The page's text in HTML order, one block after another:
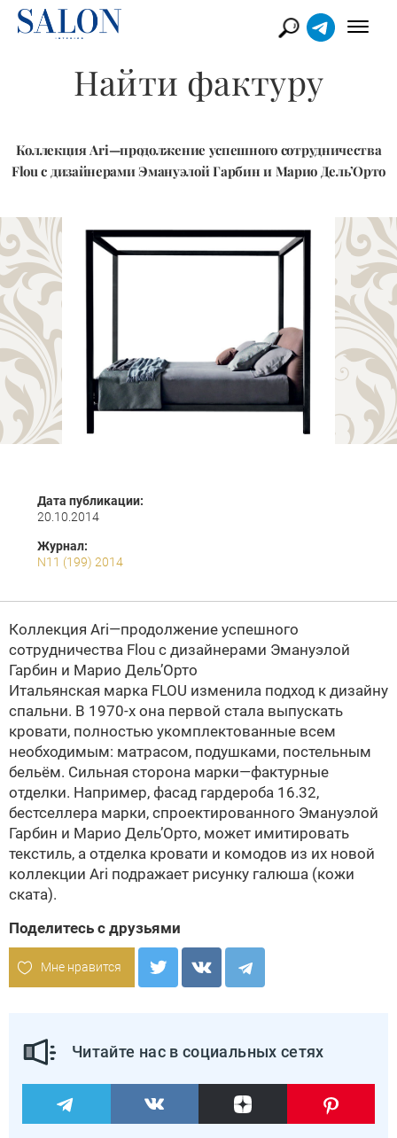
Найти фактуру
Коллекция Ari—продолжение успешного сотрудничества
Flou с дизайнерами Эмануэлой Гарбин и Марио Дель’Орто
Дата публикации:
20.10.2014
Журнал:
N11 (199) 2014
Коллекция Ari—продолжение успешного
сотрудничества Flou с дизайнерами Эмануэлой
Гарбин и Марио Дель’Орто
Итальянская марка FLOU изменила подход к дизайну
спальни. В 1970-х она первой стала выпускать
кровати, полностью укомплектованные всем
необходимым: матрасом, подушками, постельным
бельём. Сильная сторона марки—фактурные
отделки. Например, фасад гардероба 16.32,
бестселлера марки, спроектированного Эмануэлой
Гарбин и Марио Дель’Орто, может имитировать
текстиль, а отделка кровати и комодов из их новой
коллекции Ari подражает рисунку галюша (кожи
ската).
Поделитесь с друзьями
Мне нравится
Читайте нас в социальных сетях